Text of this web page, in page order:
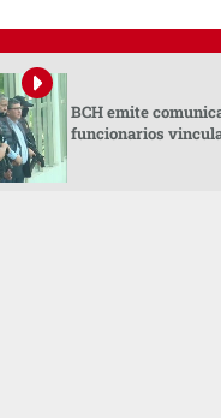
BCH emite
funcionarios